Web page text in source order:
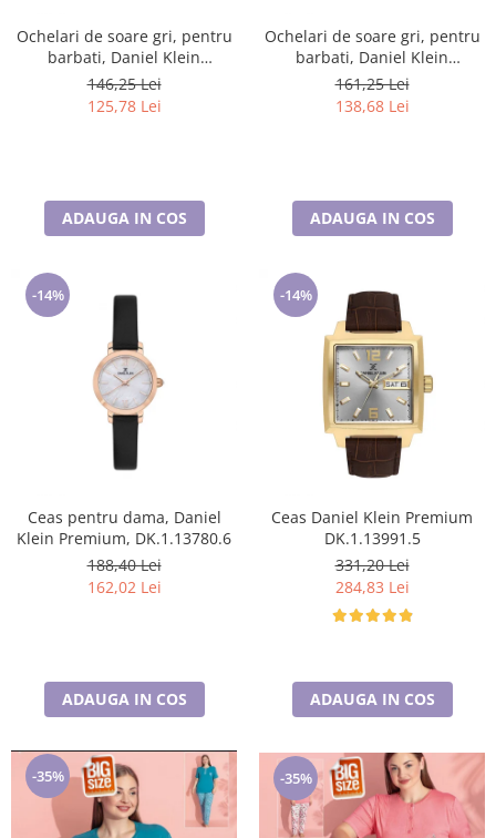
Ochelari de soare gri, pentru
barbati, Daniel Klein
Sunglasses, DK3254-3
146,25 Lei
125,78 Lei
ADAUGA IN COS
Ochelari de soare gri, pentru
barbati, Daniel Klein
Sunglasses, DK3251-3
161,25 Lei
138,68 Lei
ADAUGA IN COS
-14%
Ceas pentru dama, Daniel
Klein Premium, DK.1.13780.6
188,40 Lei
162,02 Lei
ADAUGA IN COS
-14%
Ceas Daniel Klein Premium
DK.1.13991.5
331,20 Lei
284,83 Lei
ADAUGA IN COS
-35% -35%